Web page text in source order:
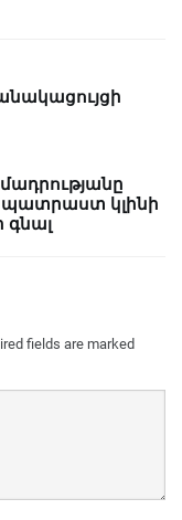
պատրաստ կլինի
գնալ
fields are marked